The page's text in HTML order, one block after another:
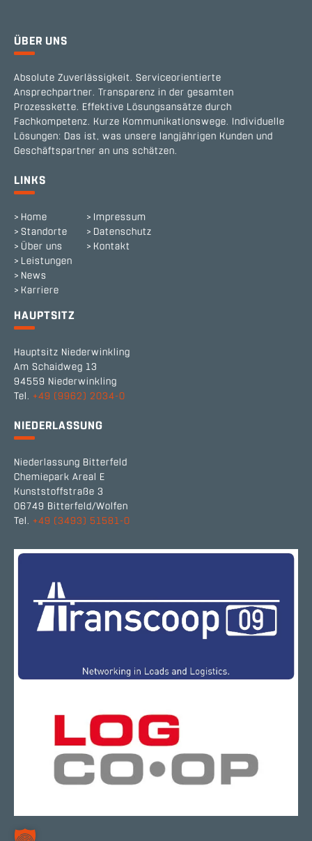
ÜBER UNS
Absolute Zuverlässigkeit. Serviceorientierte
Ansprechpartner. Transparenz in der gesamten
Prozesskette. Effektive Lösungsansätze durch
Fachkompetenz. Kurze Kommunikationswege. Individuelle
Lösungen: Das ist, was unsere langjährigen Kunden und
Geschäftspartner an uns schätzen.
LINKS
Home
Standorte
Über uns
Leistungen
News
Karriere
Impressum
Datenschutz
Kontakt
HAUPTSITZ
Hauptsitz Niederwinkling
Am Schaidweg 13
94559 Niederwinkling
Tel. +49 (9962) 2034-0
NIEDERLASSUNG
Niederlassung Bitterfeld
Chemiepark Areal E
Kunststoffstraße 3
06749 Bitterfeld/Wolfen
Tel. +49 (3493) 51581-0